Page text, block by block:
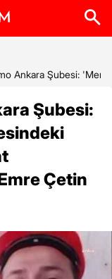
Ankara Şubesi:
Şubesi:
Çetin